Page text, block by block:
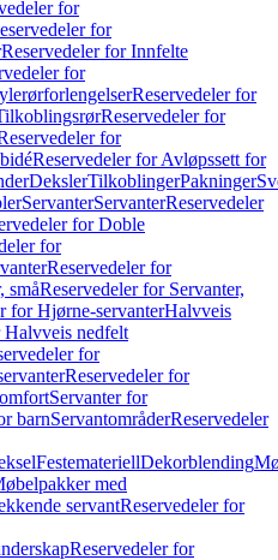
for
for
Reservedeler for Innfelte
for
Reservedeler for
Reservedeler for
for
Reservedeler for Avløpssett for
DekslerTilkoblingerPakninger
ServanterServanterReservedeler
for Doble
for
Reservedeler for
småReservedeler for Servanter,
for Hjørne-servanterHalvveis
Halvveis nedfelt
for
Reservedeler for
Servanter for
barnServantområderReservedeler
FestemateriellDekorblending
med
servantReservedeler for
Reservedeler for